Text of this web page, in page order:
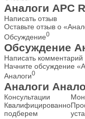
Аналоги APC
Написать отзыв
Оставьте отзыв о
Обсуждение0
Обсуждение
Написать комментарий
Начните обсуждение
Аналоги0
Аналоги
Консультации
Квалифицированно
подберем